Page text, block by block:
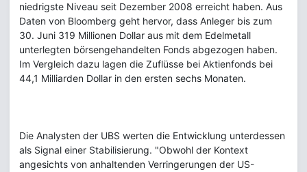
niedrigste Niveau seit Dezember 2008 erreicht haben. Aus
Daten von Bloomberg geht hervor, dass Anleger bis zum
30. Juni 319 Millionen Dollar aus mit dem Edelmetall
unterlegten börsengehandelten Fonds abgezogen haben.
Im Vergleich dazu lagen die Zuflüsse bei Aktienfonds bei
44,1 Milliarden Dollar in den ersten sechs Monaten.
Die Analysten der UBS werten die Entwicklung unterdessen
als Signal einer Stabilisierung. "Obwohl der Kontext
angesichts von anhaltenden Verringerungen der US-